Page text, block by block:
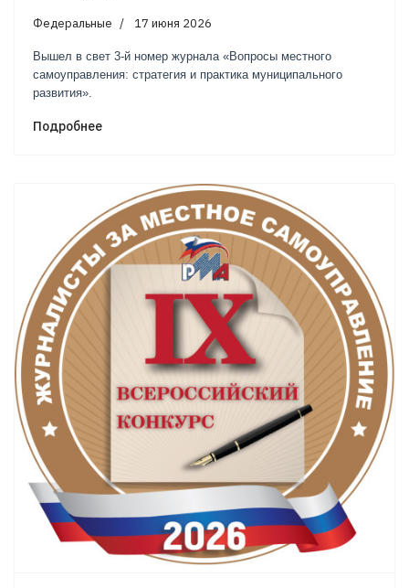
Федеральные 17 июня 2026
Вышел в свет 3-й номер журнала «Вопросы местного
самоуправления: стратегия и практика муниципального
развития».
Подробнее